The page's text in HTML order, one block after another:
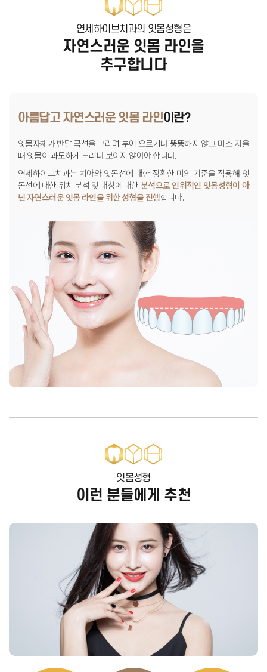
연세하이브치과의 잇몸성형은
자연스러운 잇몸 라인을
추구합니다
아름답고 자연스러운 잇몸 라인이란?
잇몸자체가 반달 곡선을 그리며 부어 오르거나 뚱뚱하지 않고 미소 지을
때 잇몸이 과도하게 드러나 보이지 않아야 합니다.
연세하이브치과는 치아와 잇몸선에 대한 정확한 미의 기준을 적용해 잇
몸선에 대한 위치 분석 및 대칭에 대한 분석으로 인위적인 잇몸성형이 아
닌 자연스러운 잇몸 라인을 위한성형을 진행합니다.
잇몸성형
이런 분들에게 추천